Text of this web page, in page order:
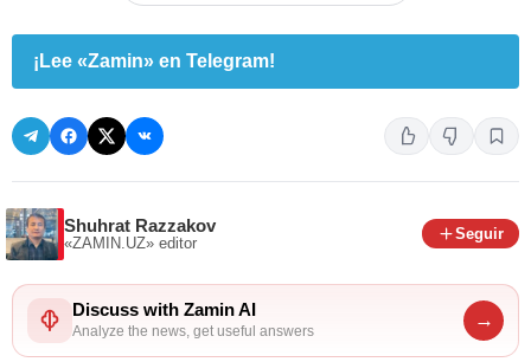
¡Lee «Zamin» en Telegram!
Shuhrat Razzakov
«ZAMIN.UZ» editor
Seguir
Discuss with Zamin AI
Analyze the news, get useful answers
→